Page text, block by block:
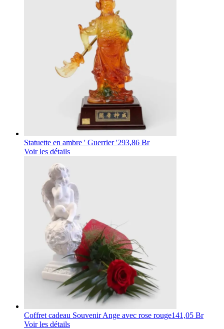
Statuette en ambre ' Guerrier '293,86 Br
Voir les détails
Coffret cadeau Souvenir Ange avec rose rouge141,05 Br
Voir les détails